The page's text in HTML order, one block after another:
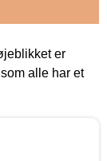
er
som alle har et